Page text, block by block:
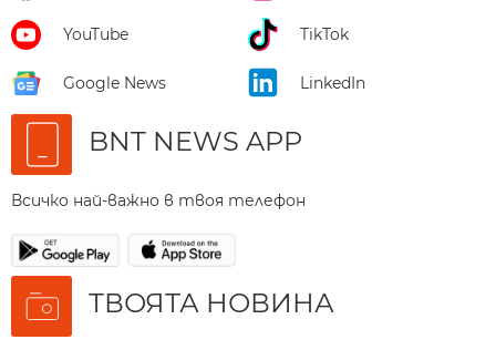
YouTube TikTok
Google News LinkedIn
BNT NEWS APP
Всичко най-важно в твоя телефон
ТВОЯТА НОВИНА